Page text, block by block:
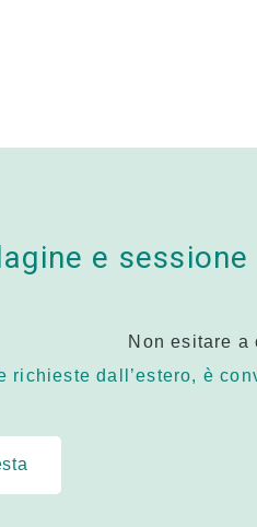
e
Non esitare a
richieste dall’estero, è